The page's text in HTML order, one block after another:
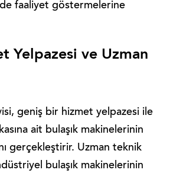
faaliyet göstermelerine
Yelpazesi ve Uzman
geniş bir hizmet yelpazesi ile
ait bulaşık makinelerinin
gerçekleştirir. Uzman teknik
bulaşık makinelerinin